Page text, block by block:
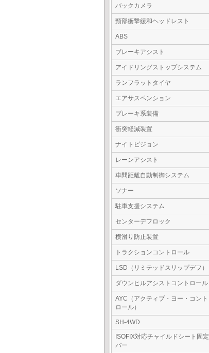
バックカメラ
頸部衝撃緩和ヘッドレスト
ABS
ブレーキアシスト
アイドリングストップシステム
ランフラットタイヤ
エアサスペンション
ブレーキ系装備
衝突軽減装置
ナイトビジョン
レーンアシスト
車間距離自動制御システム
ソナー
駐車支援システム
センターデフロック
横滑り防止装置
トラクションコントロール
LSD（リミテッドスリップデフ）
ダウンヒルアシストコントロール
AYC（アクティブ・ヨー・コント
ロール）
SH-4WD
ISOFIX対応チャイルドシート固定
バー